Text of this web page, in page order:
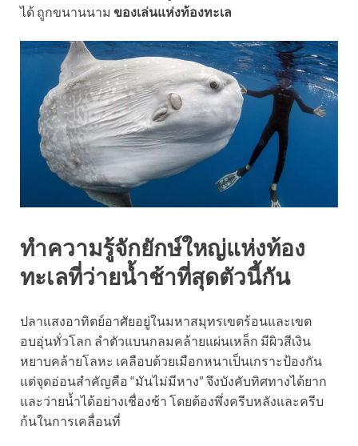
ได้ ถูกขนานนาม ของเล่นแห่งท้องทะเล
ทำความรู้จักยักษ์ใหญ่แห่งท้อง
ทะเลที่ว่ายน้ำช้าที่สุดตัวนี้กัน
ปลาแสงอาทิตย์อาศัยอยู่ในมหาสมุทรเขตร้อนและเขต
อบอุ่นทั่วโลก ลำตัวแบนกลมคล้ายแผ่นเหล็ก มีผิวสีเงิน
หยาบคล้ายโลหะ เคลือบด้วยเมือกหนาเป็นเกราะป้องกัน
แต่จุดอ่อนสำคัญคือ “มันไม่มีหาง” จึงบังคับทิศทางได้ยาก
และว่ายน้ำได้อย่างเชื่องช้า โดยต้องพึ่งครีบหลังและครีบ
ก้นในการเคลื่อนที่